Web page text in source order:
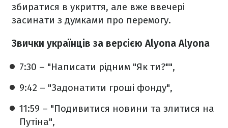
збиратися в укриття, але вже ввечері
засинати з думками про перемогу.
Звички українців за версією Alyona Alyona
7:30 – "Написати рідним "Як ти?"",
9:42 – "Задонатити гроші фонду",
11:59 – "Подивитися новини та злитися на
Путіна",